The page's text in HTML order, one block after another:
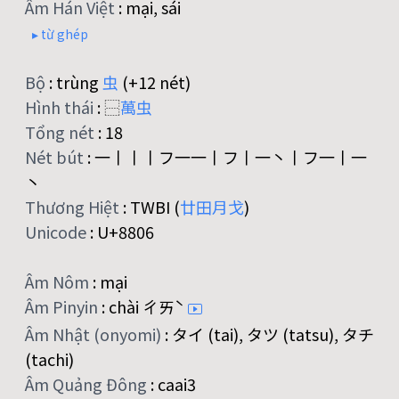
Âm Hán Việt : mại, sái
▸ từ ghép
Bộ :trùng 虫 (+12 nét)
Hình thái :⿱萬虫
Tổng nét :18
Nét bút :一丨丨丨フ一一丨フ丨一丶丨フ一丨一
丶
Thương Hiệt :TWBI (廿田月戈)
Unicode: U+8806
Âm Nôm : mại
Âm Pinyin :chài ㄔㄞˋ
Âm Nhật (onyomi) : タイ (tai), タツ (tatsu), タチ
(tachi)
Âm Quảng Đông :caai3